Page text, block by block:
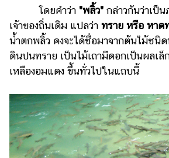
โดยคำว่า "พลิ้ว" กล่าวกันว่าเป็
เจ้าของถิ่นเดิม แปลว่า ทราย หรือ หาด
น้ำตกพลิ้ว คงจะได้ชื่อมาจากต้นไม้ชนิ
ดินปนทราย เป็นไม้เถามีดอกเป็นผลเล็
เหลืองอมแดง ขึ้นทั่วไปในแถบนี้